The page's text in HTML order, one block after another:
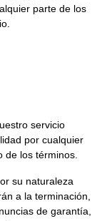
parte de los
servicio
por cualquier
de los términos.
su naturaleza
a la terminación,
de garantía,